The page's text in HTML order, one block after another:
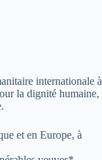
internationale à
la dignité humaine,
et en Europe, à